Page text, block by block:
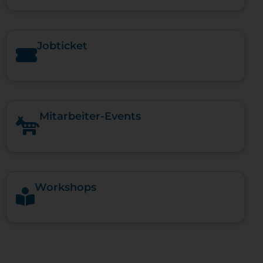
Jobticket
Mitarbeiter-Events
Workshops